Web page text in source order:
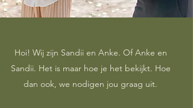
Hoi! Wij zijn Sandii en Anke. Of Anke en
Sandii. Het is maar hoe je het bekijkt. Hoe
dan ook, we nodigen jou graag uit.